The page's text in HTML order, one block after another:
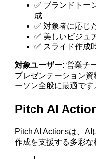
✅ ブランドトー
成
✅ 対象者に応じ
✅ 美しいビジュ
✅ スライド作成
対象ユーザー: 営業チ
プレゼンテーション
ーソン全般に最適です
Pitch AI
Pitch AI Actionsは、
作成を支援する多彩な